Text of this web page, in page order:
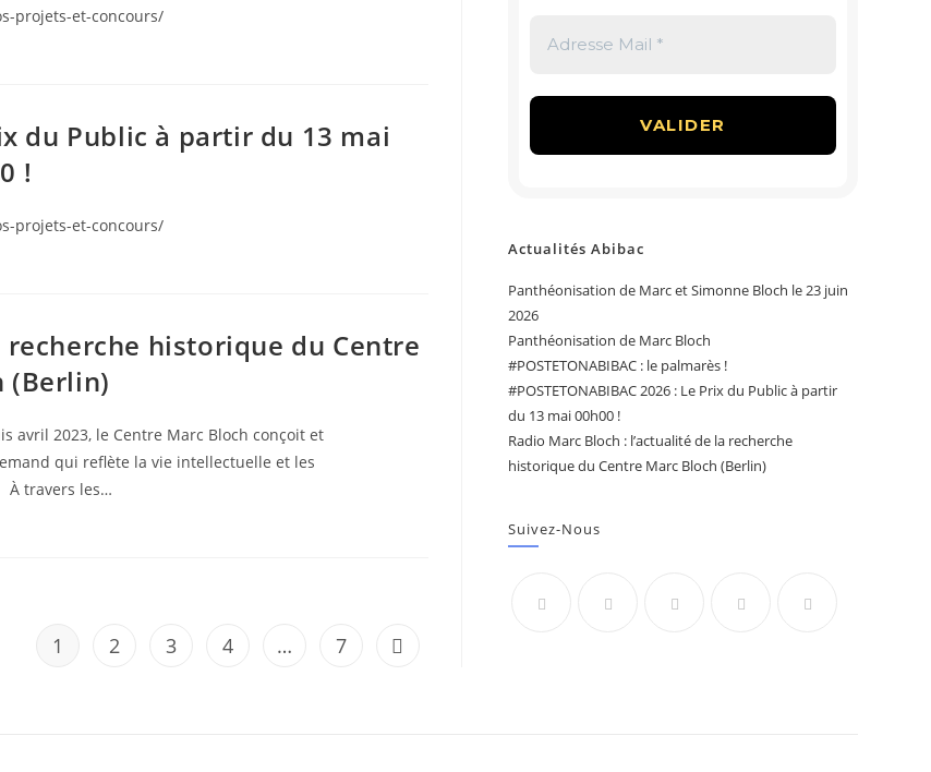
projets-et-concours/
du Public à partir du 13 mai
!
projets-et-concours/
recherche historique du Centre
(Berlin)
avril 2023, le Centre Marc Bloch conçoit et
qui reflète la vie intellectuelle et les
À travers les…
1 2 3 4 … 7 Aller à la page suivante
Actualités Abibac
Panthéonisation de Marc et Simonne Bloch le 23 juin
2026
Panthéonisation de Marc Bloch
#POSTETONABIBAC : le palmarès !
#POSTETONABIBAC 2026 : Le Prix du Public à partir
du 13 mai 00h00 !
Radio Marc Bloch : l’actualité de la recherche
historique du Centre Marc Bloch (Berlin)
Suivez-Nous